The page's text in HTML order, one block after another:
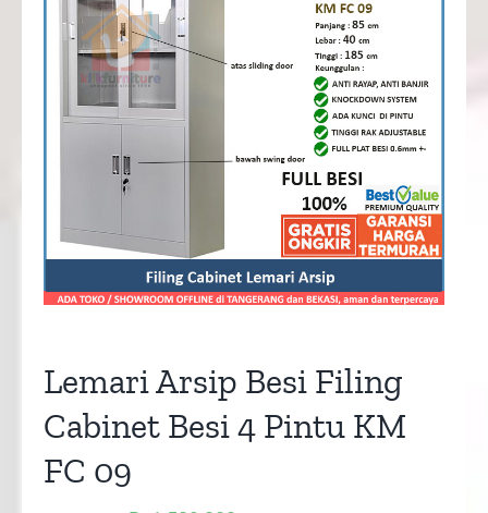
Lemari Arsip Besi Filing
Cabinet Besi 4 Pintu KM
FC 09